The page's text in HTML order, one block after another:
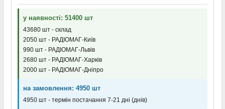
у наявності: 51400 шт
43680 шт - склад
2050 шт - РАДІОМАГ-Київ
990 шт - РАДІОМАГ-Львів
2680 шт - РАДІОМАГ-Харків
2000 шт - РАДІОМАГ-Дніпро
на замовлення: 4950 шт
4950 шт - термін постачання 7-21 дні (днів)